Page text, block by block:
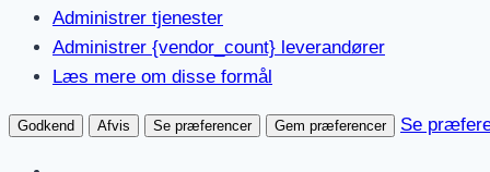
Administrer tjenester
Administrer {vendor_count} leverandører
Læs mere om disse formål
Godkend Afvis Se præferencer Gem præferencer Se